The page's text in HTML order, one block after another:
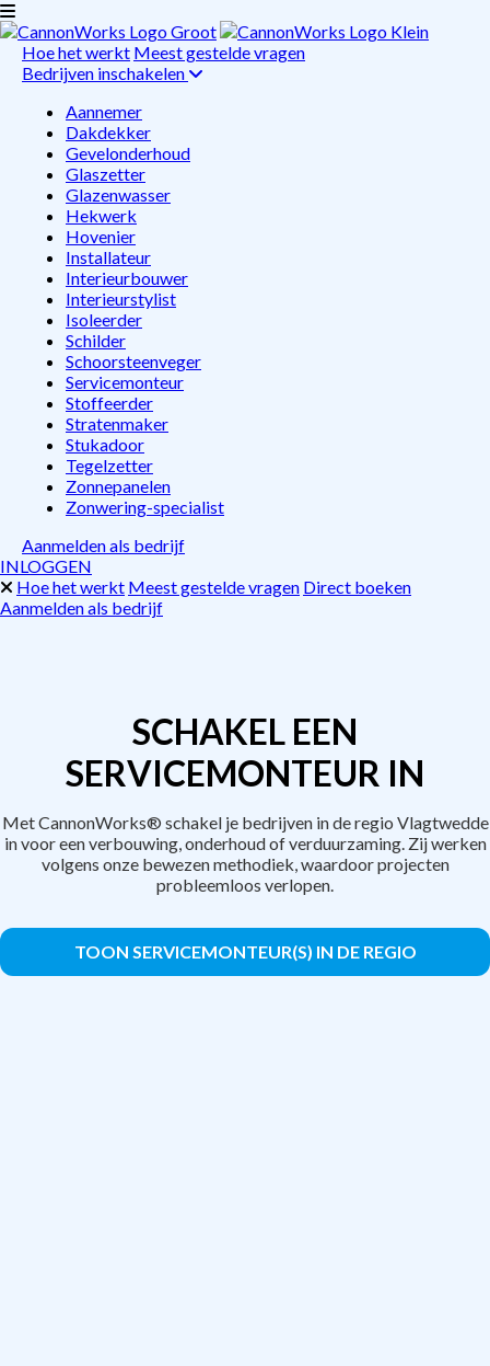
Hoe het werkt Meest gestelde vragen
Bedrijven inschakelen
Aannemer
Dakdekker
Gevelonderhoud
Glaszetter
Glazenwasser
Hekwerk
Hovenier
Installateur
Interieurbouwer
Interieurstylist
Isoleerder
Schilder
Schoorsteenveger
Servicemonteur
Stoffeerder
Stratenmaker
Stukadoor
Tegelzetter
Zonnepanelen
Zonwering-specialist
Aanmelden als bedrijf
INLOGGEN
Hoe het werkt Meest gestelde vragen Direct boeken
Aanmelden als bedrijf
SCHAKEL EEN
SERVICEMONTEUR IN
Met CannonWorks® schakel je bedrijven in de regio Vlagtwedde
in voor een verbouwing, onderhoud of verduurzaming. Zij werken
volgens onze bewezen methodiek, waardoor projecten
probleemloos verlopen.
TOON SERVICEMONTEUR(S) IN DE REGIO